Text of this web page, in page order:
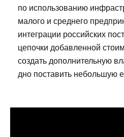
по использованию
малого и среднего
интеграции российских
цепочки добавленной
создать дополнительную
дно поставить небольшую